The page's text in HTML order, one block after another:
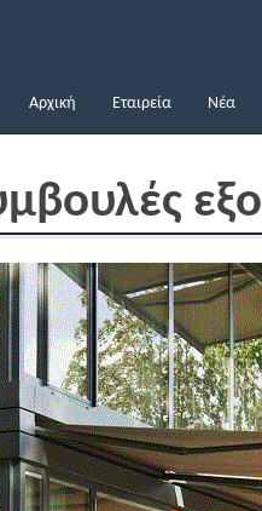
Αρχική Εταιρεία Νέα